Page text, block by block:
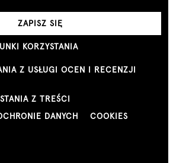
ZAPISZ SIĘ
KORZYSTANIA
Z USŁUGI OCEN I RECENZJI
Z TREŚCI
DANYCH
COOKIES